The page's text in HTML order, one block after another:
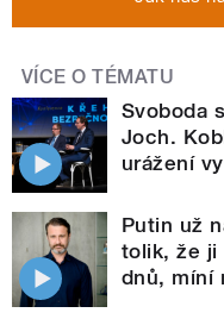
VÍCE O TÉMATU
Svoboda
Joch.
urážení
Putin už
tolik, že ji
dnů, míní